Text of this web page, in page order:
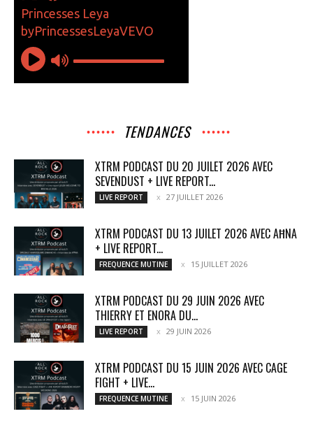
TENDANCES
XTRM PODCAST DU 20 JUILET 2026 AVEC
SEVENDUST + LIVE REPORT...
LIVE REPORT 27 JUILLET 2026
XTRM PODCAST DU 13 JUILET 2026 AVEC AĦNA
+ LIVE REPORT...
FREQUENCE MUTINE 15 JUILLET 2026
XTRM PODCAST DU 29 JUIN 2026 AVEC
THIERRY ET ENORA DU...
LIVE REPORT 29 JUIN 2026
XTRM PODCAST DU 15 JUIN 2026 AVEC CAGE
FIGHT + LIVE...
FREQUENCE MUTINE 15 JUIN 2026